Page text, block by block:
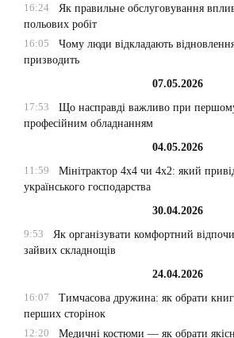
16:24
Як правильне обслуговування
польових робіт
16:05
Чому люди відкладають
призводить
07.05.2026
17:53
Що насправді важливо при першому
професійним обладнанням
04.05.2026
11:59
Мінітрактор 4х4 чи 4х2: який
українського господарства
30.04.2026
9:53
Як організувати комфортний
зайвих складнощів
24.04.2026
16:07
Тимчасова дружина: як обрати
перших сторінок
12:20
Медичні костюми — як обрати